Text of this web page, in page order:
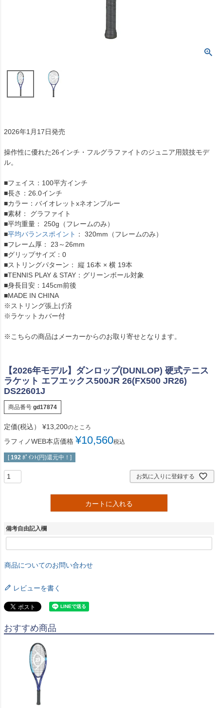
2026年1月17日発売
操作性に優れた26インチ・フルグラファイトのジュニア用競技モデ
ル。
■フェイス：100平方インチ
■長さ：26.0インチ
■カラー：バイオレットxネオンブルー
■素材： グラファイト
■平均重量： 250g（フレームのみ）
■平均バランスポイント ： 320mm（フレームのみ）
■フレーム厚： 23～26mm
■グリップサイズ：0
■ストリングパターン： 縦 16本 × 横 19本
■TENNIS PLAY & STAY：グリーンボール対象
■身長目安：145cm前後
■MADE IN CHINA
※ストリング張上げ済
※ラケットカバー付
※こちらの商品はメーカーからのお取り寄せとなります。
【2026年モデル】ダンロップ(DUNLOP) 硬式テニス
ラケット エフエックス500JR 26(FX500 JR26)
DS22601J
商品番号 gd17874
定価(税込） ¥13,200のところ
ラフィノWEB本店価格 ¥10,560税込
[ 192 ﾎﾟｲﾝﾄ(円)還元中！]
お気に入りに登録する
カートに入れる
備考自由記入欄
商品についてのお問い合わせ
レビューを書く
おすすめ商品